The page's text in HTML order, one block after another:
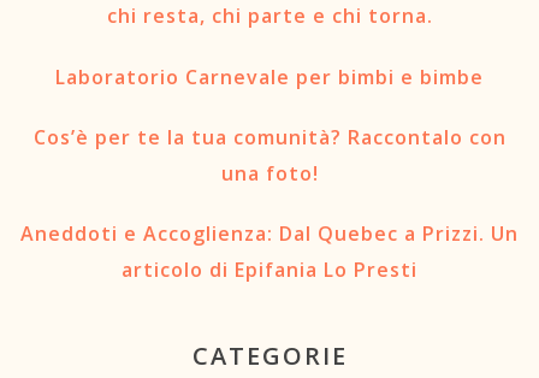
chi resta, chi parte e chi torna.
Laboratorio Carnevale per bimbi e bimbe
Cos’è per te la tua comunità? Raccontalo con
una foto!
Aneddoti e Accoglienza: Dal Quebec a Prizzi. Un
articolo di Epifania Lo Presti
CATEGORIE